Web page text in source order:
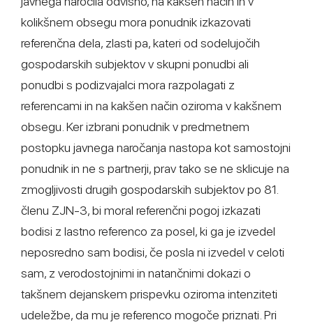
kolikšnem obsegu mora ponudnik izkazovati
referenčna dela, zlasti pa, kateri od sodelujočih
gospodarskih subjektov v skupni ponudbi ali
ponudbi s podizvajalci mora razpolagati z
referencami in na kakšen način oziroma v kakšnem
obsegu. Ker izbrani ponudnik v predmetnem
postopku javnega naročanja nastopa kot samostojni
ponudnik in ne s partnerji, prav tako se ne sklicuje na
zmogljivosti drugih gospodarskih subjektov po 81.
členu ZJN-3, bi moral referenčni pogoj izkazati
bodisi z lastno referenco za posel, ki ga je izvedel
neposredno sam bodisi, če posla ni izvedel v celoti
sam, z verodostojnimi in natančnimi dokazi o
takšnem dejanskem prispevku oziroma intenziteti
udeležbe, da mu je referenco mogoče priznati. Pri